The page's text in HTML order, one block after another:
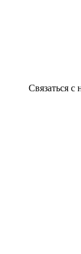
Связаться с